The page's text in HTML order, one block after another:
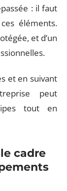
: il faut
éléments.
et d’un
et en suivant
peut
tout en
cadre